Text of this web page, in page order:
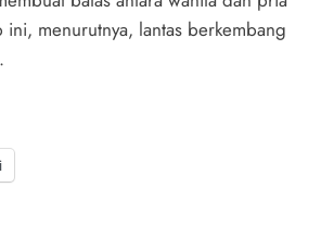
menurutnya, lantas berkembang